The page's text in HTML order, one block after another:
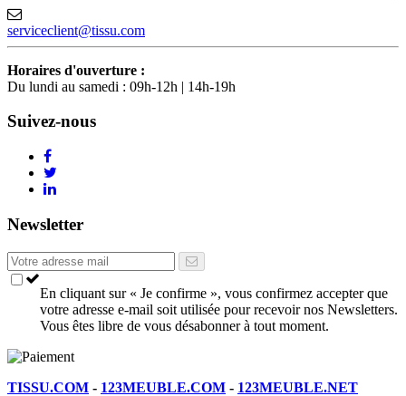
serviceclient@tissu.com
Horaires d'ouverture :
Du lundi au samedi : 09h-12h | 14h-19h
Suivez-nous
Newsletter
En cliquant sur « Je confirme », vous confirmez accepter que
votre adresse e-mail soit utilisée pour recevoir nos Newsletters.
Vous êtes libre de vous désabonner à tout moment.
TISSU.COM - 123MEUBLE.COM - 123MEUBLE.NET